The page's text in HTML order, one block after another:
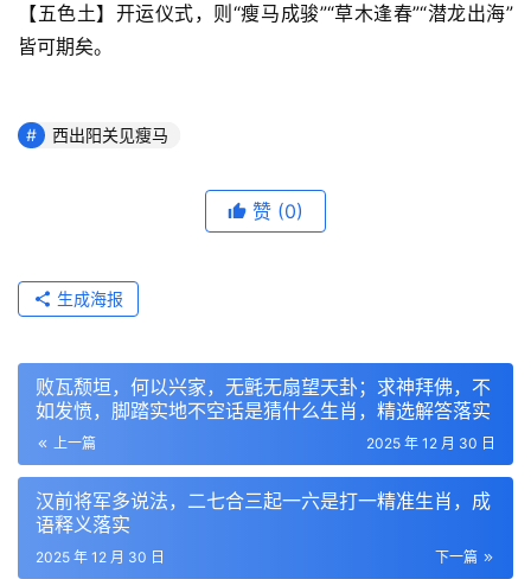
【五色土】开运仪式，则“瘦马成骏”“草木逢春”“潜龙出海”
皆可期矣。
西出阳关见瘦马
赞 (0)
生成海报
败瓦颓垣，何以兴家，无氈无扇望天卦；求神拜佛，不
如发愤，脚踏实地不空话是猜什么生肖，精选解答落实
上一篇 2025 年 12 月 30 日
汉前将军多说法，二七合三起一六是打一精准生肖，成
语释义落实
下一篇
2025 年 12 月 30 日